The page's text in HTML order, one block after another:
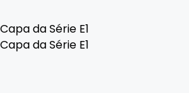
Capa da Série E1
Capa da Série E1